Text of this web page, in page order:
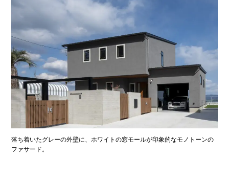
落ち着いたグレーの外壁に、ホワイトの窓モールが印象的なモノトーンの
ファサード。